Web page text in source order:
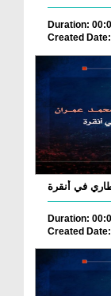
Duration:
Created
في أنقرة
Duration:
Created